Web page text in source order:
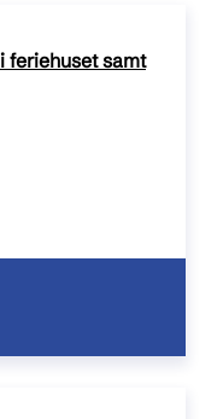
feriehuset samt